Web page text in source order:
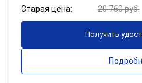
Старая цена: 20 760 руб.
Получить